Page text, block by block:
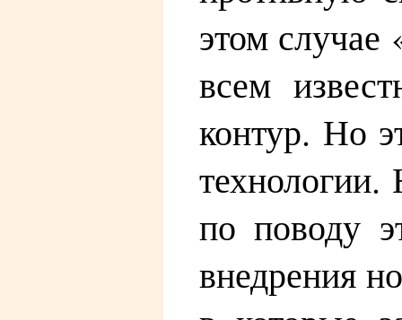
этом
всем
контур. Но
по поводу
внедрения